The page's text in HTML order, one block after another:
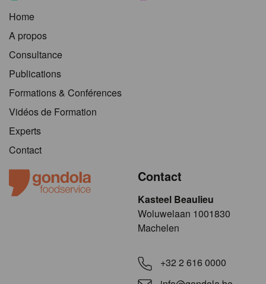
Home
A propos
Consultance
Publications
Formations & Conférences
Vidéos de Formation
Experts
Contact
Contact
Kasteel Beaulieu
​​​Woluwelaan 1001830
Machelen
+32 2 616 0000